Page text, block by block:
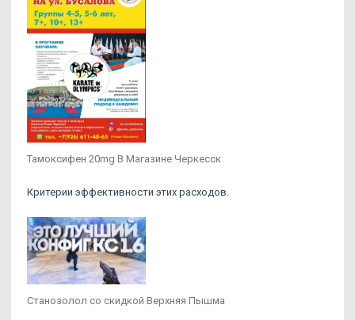
Тамоксифен 20mg В Магазине Черкесск
Критерии эффективности этих расходов.
Станозолол со скидкой Верхняя Пышма